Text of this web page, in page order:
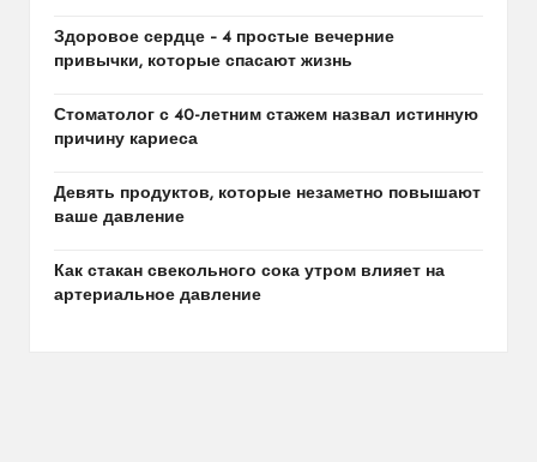
Здоровое сердце – 4 простые вечерние
привычки, которые спасают жизнь
Стоматолог с 40-летним стажем назвал истинную
причину кариеса
Девять продуктов, которые незаметно повышают
ваше давление
Как стакан свекольного сока утром влияет на
артериальное давление